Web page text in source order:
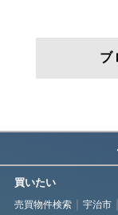
ブ
買いたい
売買物件検索 宇治市